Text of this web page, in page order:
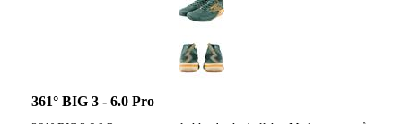
361° BIG 3 - 6.0 Pro